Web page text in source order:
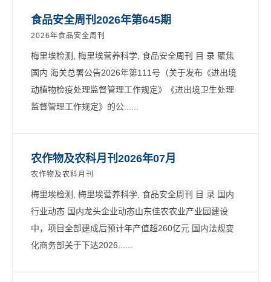
食品安全周刊2026年第645期
2026年食品安全周刊
梅里埃检测, 梅里埃营养科学, 食品安全周刊 目 录 聚焦
国内 海关总署公告2026年第111号（关于发布《进出境
动植物检疫处理监督管理工作规定》《进出境卫生处理
监督管理工作规定》的公......
农作物及农科月刊2026年07月
农作物及农科月刊
梅里埃检测, 梅里埃营养科学, 食品安全周刊 目 录 国内
行业动态 国内龙头企业动态山东佳农农业产业园建设
中，项目全部建成后预计年产值超260亿元 国内法规变
化商务部关于下达2026......